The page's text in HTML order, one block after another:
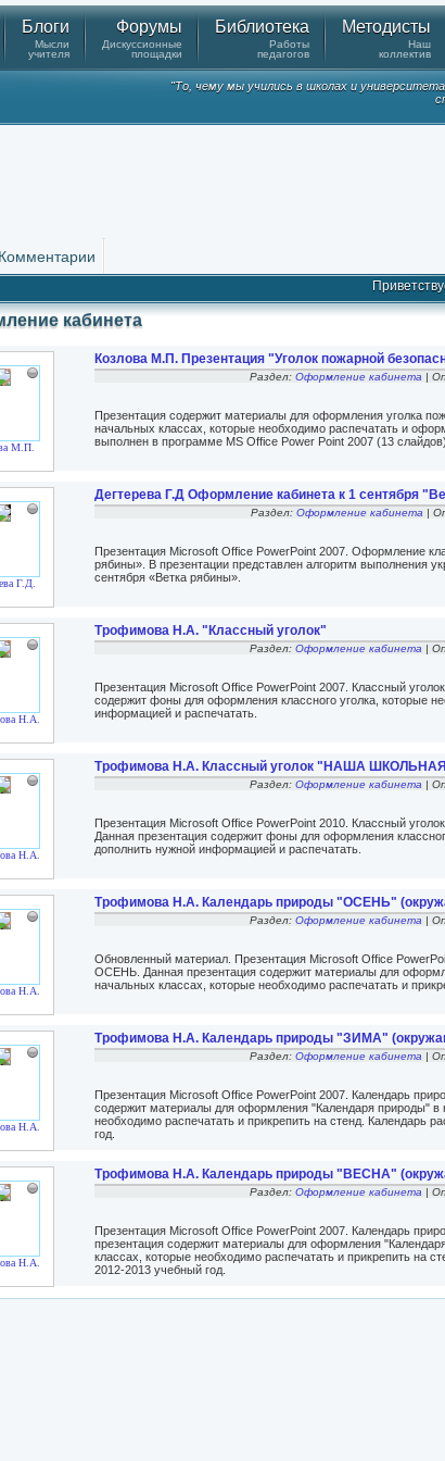
Блоги
Мысли
учителя
Форумы
Дискуссионные
площадки
Библиотека
Работы
педагогов
Методисты
Наш
коллектив
"То, чему мы учились в школах и
Комментарии
кабинета
М.П.
Козлова М.П. Презентация "Уголок пожарной
Раздел: Оформление кабинета |
Презентация содержит материалы для оформления уголка
начальных классах, которые необходимо распечатать и
выполнен в программе MS Office Power Point 2007 (13 слайдов).
Г.Д.
Дегтерева Г.Д Оформление кабинета к 1 сентября
Раздел: Оформление кабинета |
Презентация Microsoft Office PowerPoint 2007. Оформление
рябины». В презентации представлен алгоритм выполнения
сентября «Ветка рябины».
Н.А.
Трофимова Н.А. "Классный уголок"
Раздел: Оформление кабинета |
Презентация Microsoft Office PowerPoint 2007. Классный
содержит фоны для оформления классного уголка, которые
информацией и распечатать.
Н.А.
Трофимова Н.А. Классный уголок "НАША
Раздел: Оформление кабинета |
Презентация Microsoft Office PowerPoint 2010. Классный
Данная презентация содержит фоны для оформления
дополнить нужной информацией и распечатать.
Н.А.
Трофимова Н.А. Календарь природы "ОСЕНЬ"
Раздел: Оформление кабинета |
Обновленный материал. Презентация Microsoft Office
ОСЕНЬ. Данная презентация содержит материалы для
начальных классах, которые необходимо распечатать и
Н.А.
Трофимова Н.А. Календарь природы "ЗИМА"
Раздел: Оформление кабинета |
Презентация Microsoft Office PowerPoint 2007. Календарь
содержит материалы для оформления "Календаря природы" в
необходимо распечатать и прикрепить на стенд. Календарь
год.
Н.А.
Трофимова Н.А. Календарь природы "ВЕСНА"
Раздел: Оформление кабинета |
Презентация Microsoft Office PowerPoint 2007. Календарь
презентация содержит материалы для оформления
классах, которые необходимо распечатать и прикрепить на
2012-2013 учебный год.